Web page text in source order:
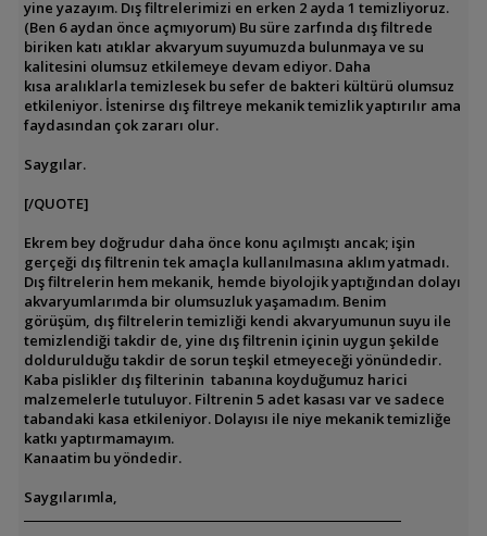
yine yazayım. Dış filtrelerimizi en erken 2 ayda 1 temizliyoruz.
(Ben 6 aydan önce açmıyorum) Bu süre zarfında dış filtrede
biriken katı atıklar akvaryum suyumuzda bulunmaya ve su
kalitesini olumsuz etkilemeye devam ediyor. Daha
kısa aralıklarla temizlesek bu sefer de bakteri kültürü olumsuz
etkileniyor. İstenirse dış filtreye mekanik temizlik yaptırılır ama
faydasından çok zararı olur.
Saygılar.
[/QUOTE]
Ekrem bey doğrudur daha önce konu açılmıştı ancak; işin
gerçeği dış filtrenin tek amaçla kullanılmasına aklım yatmadı.
Dış filtrelerin hem mekanik, hemde biyolojik yaptığından dolayı
akvaryumlarımda bir olumsuzluk yaşamadım. Benim
görüşüm, dış filtrelerin temizliği kendi akvaryumunun suyu ile
temizlendiği takdir de, yine dış filtrenin içinin uygun şekilde
doldurulduğu takdir de sorun teşkil etmeyeceği yönündedir.
Kaba pislikler dış filterinin tabanına koyduğumuz harici
malzemelerle tutuluyor. Filtrenin 5 adet kasası var ve sadece
tabandaki kasa etkileniyor. Dolayısı ile niye mekanik temizliğe
katkı yaptırmamayım.
Kanaatim bu yöndedir.
Saygılarımla,